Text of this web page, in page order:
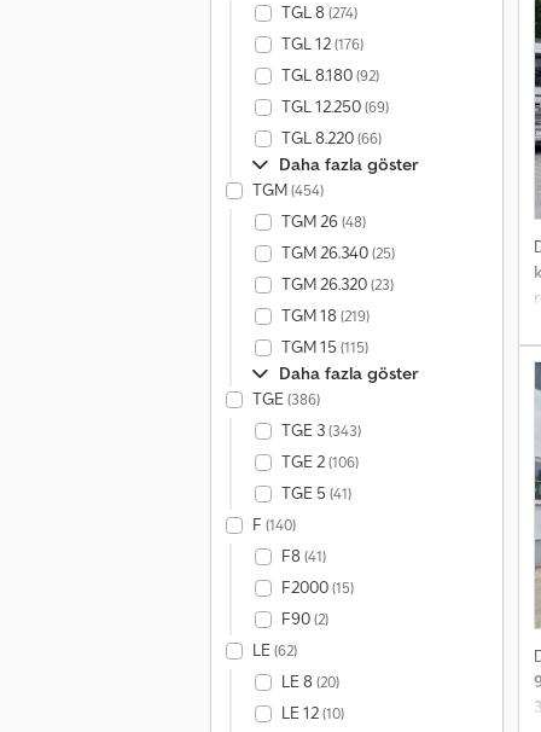
TGL 8 (274)
TGL 12(176)
TGL 8.180(92)
TGL 12.250(69)
TGL 8.220(66)
Daha fazla göster
TGM(454)
TGM 26(48)
TGM 26.340(25)
TGM 26.320(23)
TGM 18 (219)
TGM 15 (115)
Daha fazla göster
TGE(386)
TGE 3(343)
TGE 2(106)
TGE 5 (41)
F (140)
F8 (41)
F2000(15)
F90(2)
LE(62)
LE 8 (20)
LE 12(10)